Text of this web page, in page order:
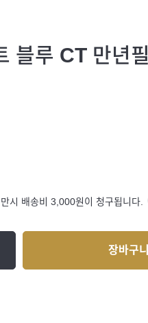
블루 CT 만년필
시 배송비 3,000원이 청구됩니다.
장바구니